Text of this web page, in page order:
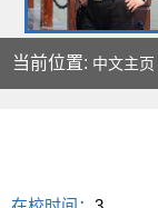
当前位置: 中文主页